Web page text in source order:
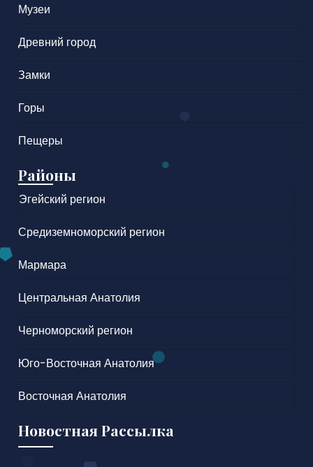
Музеи
Древний город
Замки
Горы
Пещеры
Районы
Эгейский регион
Средиземноморский регион
Мармара
Центральная Анатолия
Черноморский регион
Юго-Восточная Анатолия
Восточная Анатолия
Новостная Рассылка